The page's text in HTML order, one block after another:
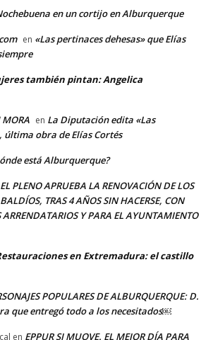
en un cortijo en Alburquerque
en «Las pertinaces dehesas» que Elías
también pintan: Angelica
MORA en La Diputación edita «Las
última obra de Elías Cortés
está Alburquerque?
EL PLENO APRUEBA LA RENOVACIÓN DE LOS
TRAS 4 AÑOS SIN HACERSE, CON
ARRENDATARIOS Y PARA EL AYUNTAMIENTO
en Extremadura: el castillo
POPULARES DE ALBURQUERQUE: D.
que entregó todo a los necesitados￼
en EPPUR SI MUOVE. EL MEJOR DÍA PARA